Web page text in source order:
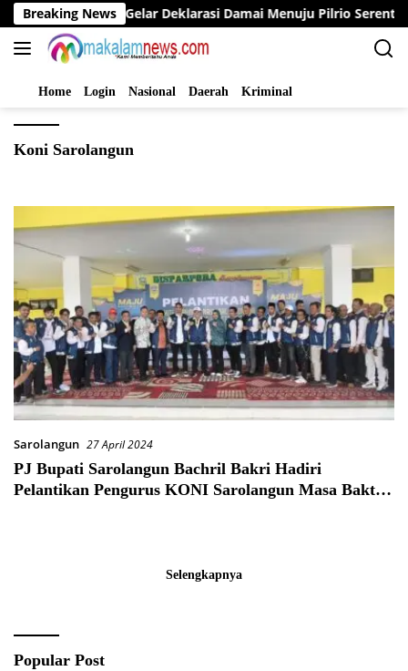
Langsung
ke
konten
Breaking News
Bupati Bungo Gelar Deklarasi Damai Menuju Pilrio Serentak
Home Login Nasional Daerah Kriminal
Koni Sarolangun
Sarolangun 27 April 2024
PJ Bupati Sarolangun Bachril Bakri Hadiri
Pelantikan Pengurus KONI Sarolangun Masa Bakti
Selengkapnya
Popular Post